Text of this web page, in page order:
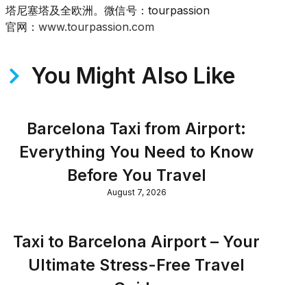
塔尼塞塔及全欧洲。微信号：tourpassion
官网： www.tourpassion.com
You Might Also Like
Barcelona Taxi from Airport:
Everything You Need to Know
Before You Travel
August 7, 2026
Taxi to Barcelona Airport – Your
Ultimate Stress-Free Travel